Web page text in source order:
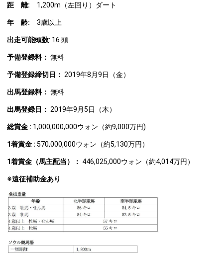
距 離: 1,200m（左回り）ダート
年 齢: 3歳以上
出走可能頭数: 16 頭
予備登録料： 無料
予備登録締切日： 2019年8月9日（金）
出馬登録料： 無料
出馬登録日： 2019年9月5日（木）
総賞金 : 1,000,000,000ウォン（約9,000万円)
1着賞金 : 570,000,000ウォン（約5,130万円）
1着賞金（馬主配当）： 446,025,000ウォン（約4,014万円）
※遠征補助金あり